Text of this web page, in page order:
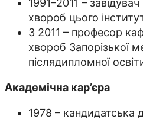
1991–2011 –
хвороб цього
З 2011 – професор
хвороб Запорізької
післядипломної
Академічна кар’єра
1978 – кандидатська